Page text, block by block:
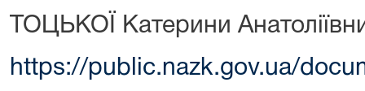
ТОЦЬКОЇ Катерини
https://public.nazk.gov.ua/